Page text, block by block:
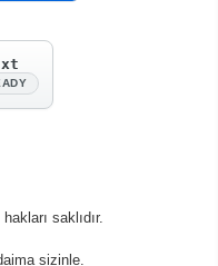
saklıdır.
sizinle.